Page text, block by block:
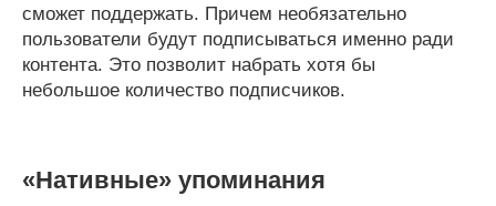
сможет поддержать. Причем необязательно
пользователи будут подписываться именно ради
контента. Это позволит набрать хотя бы
небольшое количество подписчиков.
«Нативные» упоминания